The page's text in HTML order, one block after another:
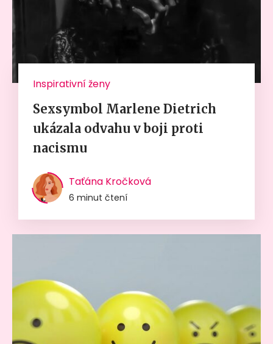
Inspirativní ženy
Sexsymbol Marlene Dietrich
ukázala odvahu v boji proti
nacismu
Taťána Kročková
6 minut čtení